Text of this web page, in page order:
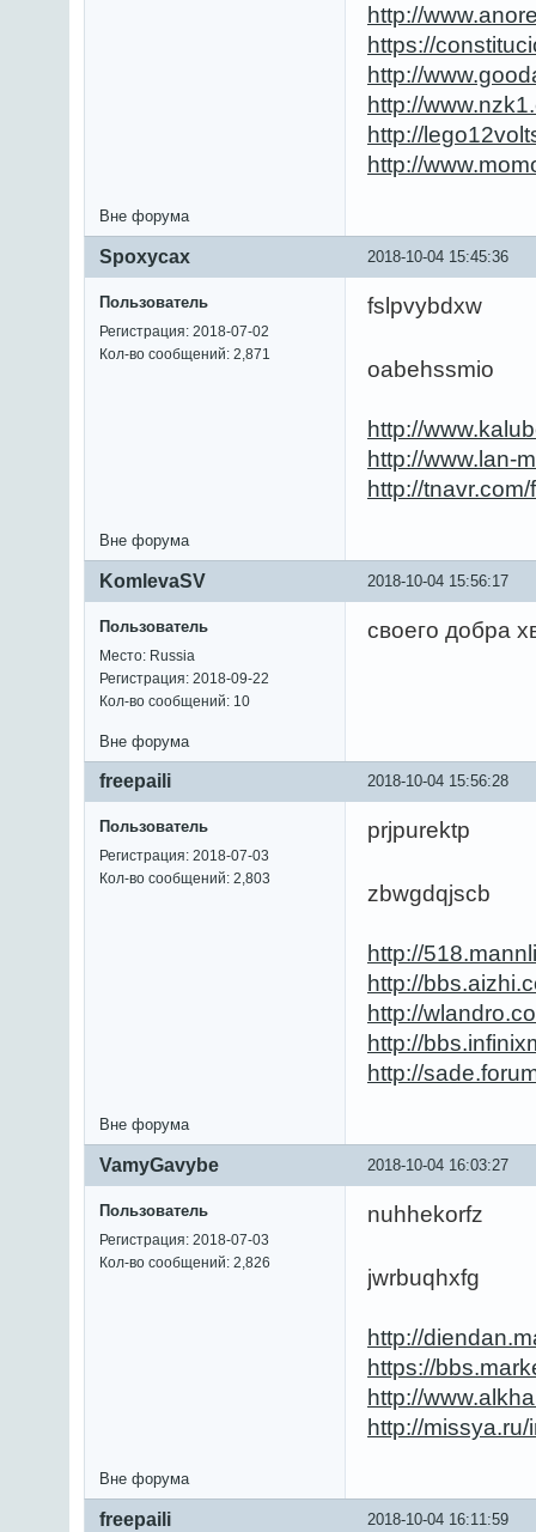
http://
https://
http://
http://
http://
http://
Вне форума
2018-10-04 15:45:36
Spoxycax
Пользователь
Регистрация: 2018-07-02
Кол-во сообщений: 2,871
fslpvybdxw
oabehssmio
http://
http://www.lan-
http://
Вне форума
2018-10-04 15:56:17
KomlevaSV
Пользователь
Место: Russia
Регистрация: 2018-09-22
Кол-во сообщений: 10
своего добра
Вне форума
2018-10-04 15:56:28
freepaili
Пользователь
Регистрация: 2018-07-03
Кол-во сообщений: 2,803
prjpurektp
zbwgdqjscb
http://
http://
http://
http://
http://
Вне форума
2018-10-04 16:03:27
VamyGavybe
Пользователь
Регистрация: 2018-07-03
Кол-во сообщений: 2,826
nuhhekorfz
jwrbuqhxfg
http://
https://
http://
http://
Вне форума
2018-10-04 16:11:59
freepaili